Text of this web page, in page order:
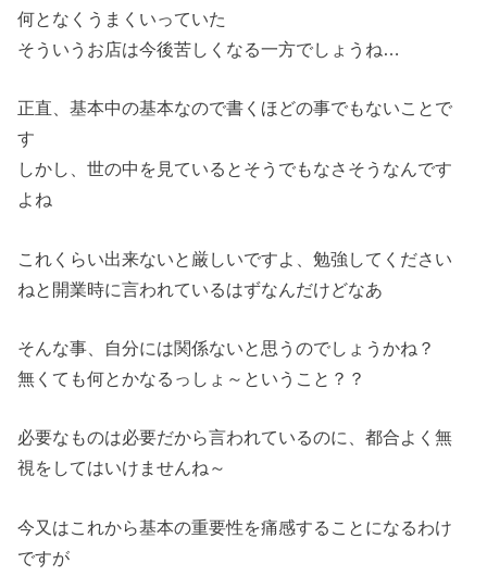
何となくうまくいっていた
そういうお店は今後苦しくなる一方でしょうね…
正直、基本中の基本なので書くほどの事でもないことで
す
しかし、世の中を見ているとそうでもなさそうなんです
よね
これくらい出来ないと厳しいですよ、勉強してください
ねと開業時に言われているはずなんだけどなあ
そんな事、自分には関係ないと思うのでしょうかね？
無くても何とかなるっしょ～ということ？？
必要なものは必要だから言われているのに、都合よく無
視をしてはいけませんね～
今又はこれから基本の重要性を痛感することになるわけ
ですが